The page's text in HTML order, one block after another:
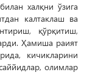
халқни ўзига
калтаклаш ва
қўрқитиш,
Ҳамиша раият
кичикларини
олимлар